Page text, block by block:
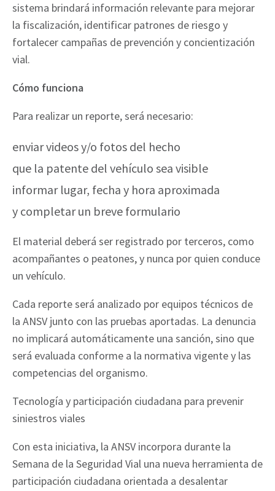
sistema brindará información relevante para mejorar
la fiscalización, identificar patrones de riesgo y
fortalecer campañas de prevención y concientización
vial.
Cómo funciona
Para realizar un reporte, será necesario:
enviar videos y/o fotos del hecho
que la patente del vehículo sea visible
informar lugar, fecha y hora aproximada
y completar un breve formulario
El material deberá ser registrado por terceros, como
acompañantes o peatones, y nunca por quien conduce
un vehículo.
Cada reporte será analizado por equipos técnicos de
la ANSV junto con las pruebas aportadas. La denuncia
no implicará automáticamente una sanción, sino que
será evaluada conforme a la normativa vigente y las
competencias del organismo.
Tecnología y participación ciudadana para prevenir
siniestros viales
Con esta iniciativa, la ANSV incorpora durante la
Semana de la Seguridad Vial una nueva herramienta de
participación ciudadana orientada a desalentar